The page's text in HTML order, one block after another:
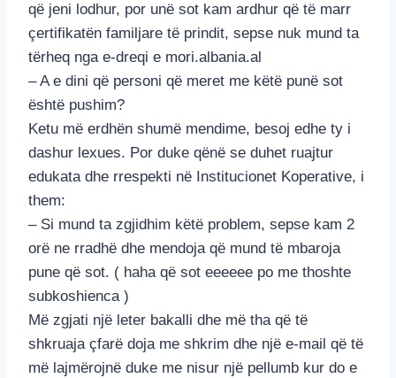
që jeni lodhur, por unë sot kam ardhur që të marr
çertifikatën familjare të prindit, sepse nuk mund ta
tërheq nga e-dreqi e mori.albania.al
– A e dini që personi që meret me këtë punë sot
është pushim?
Ketu më erdhën shumë mendime, besoj edhe ty i
dashur lexues. Por duke qënë se duhet ruajtur
edukata dhe rrespekti në Institucionet Koperative, i
them:
– Si mund ta zgjidhim këtë problem, sepse kam 2
orë ne rradhë dhe mendoja që mund të mbaroja
pune që sot. ( haha që sot eeeeee po me thoshte
subkoshienca )
Më zgjati një leter bakalli dhe më tha që të
shkruaja çfarë doja me shkrim dhe një e-mail që të
më lajmërojnë duke me nisur një pellumb kur do e